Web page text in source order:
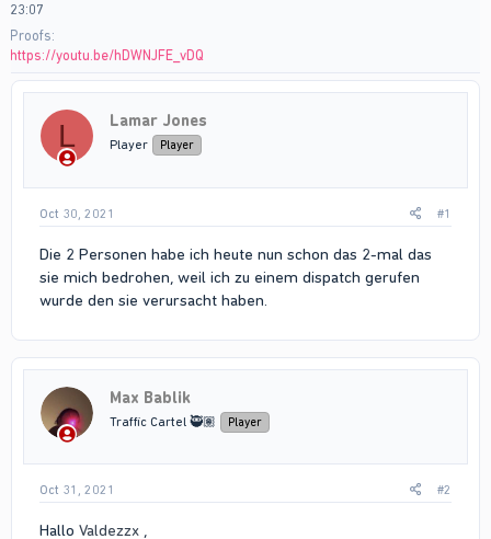
23:07
Proofs
https://youtu.be/hDWNJFE_vDQ
L Lamar Jones
Player Player
Oct 30, 2021 #1
Die 2 Personen habe ich heute nun schon das 2-mal das
sie mich bedrohen, weil ich zu einem dispatch gerufen
wurde den sie verursacht haben.
Max Bablik
Traffic Cartel 🥷🏽 Player
Oct 31, 2021 #2
Hallo Valdezzx ,